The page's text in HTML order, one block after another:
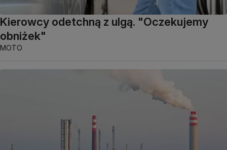
Kierowcy odetchną z ulgą. "Oczekujemy
obniżek"
MOTO